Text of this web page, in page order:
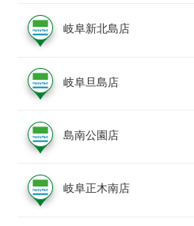
岐阜新北島店
岐阜旦島店
島南公園店
岐阜正木南店